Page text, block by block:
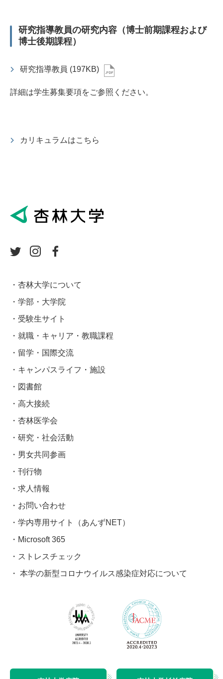
研究指導教員の研究内容（博士前期課程および
博士後期課程）
研究指導教員 (197KB)
詳細は学生募集要項をご参照ください。
カリキュラムはこちら
杏林大学について
学部・大学院
受験生サイト
就職・キャリア・教職課程
留学・国際交流
キャンパスライフ・施設
図書館
高大接続
杏林医学会
研究・社会活動
男女共同参画
刊行物
求人情報
お問い合わせ
学内専用サイト（あんずNET）
Microsoft 365
ストレスチェック
本学の新型コロナウイルス感染症対応について